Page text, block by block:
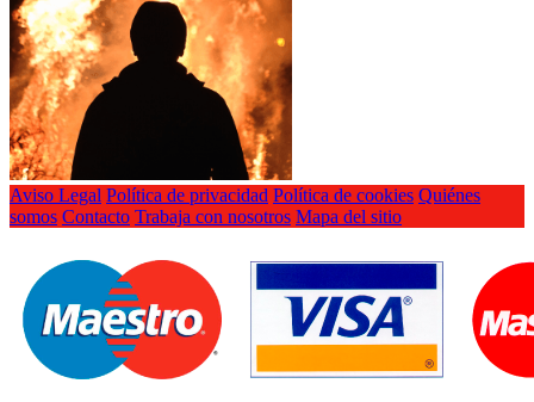
Aviso Legal Política de privacidad Política de cookies Quiénes
somos Contacto Trabaja con nosotros Mapa del sitio